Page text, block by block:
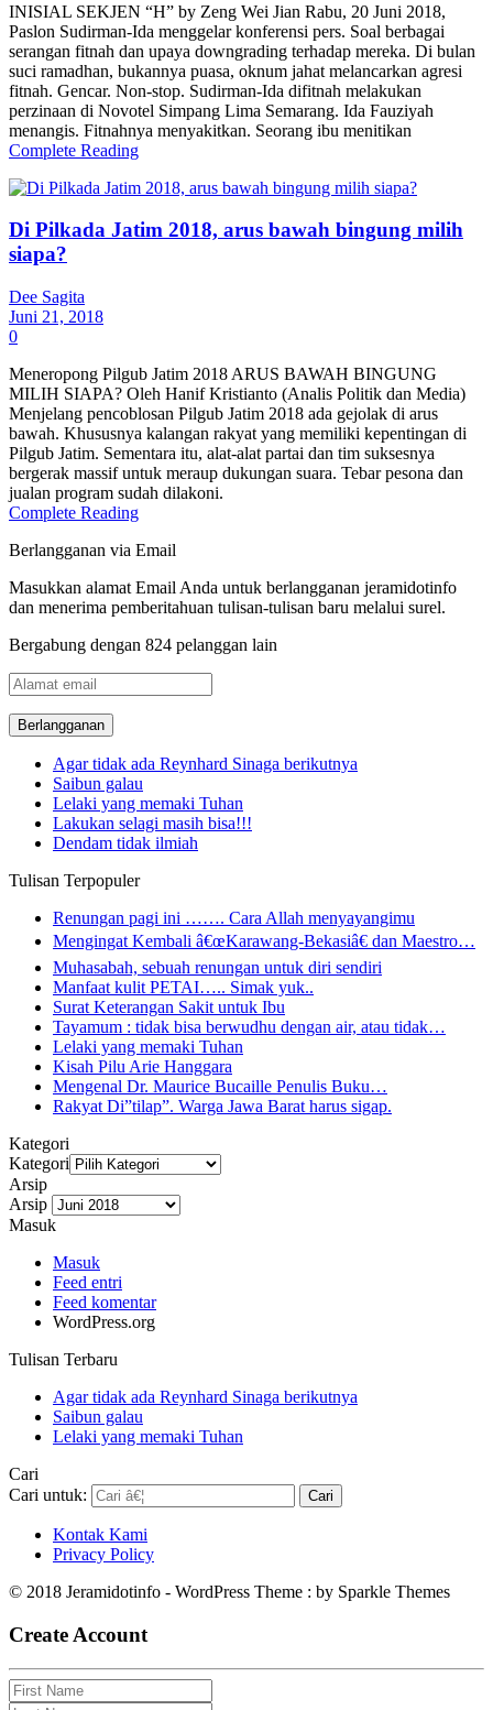
INISIAL SEKJEN “H” by Zeng Wei Jian Rabu, 20 Juni 2018,
Paslon Sudirman-Ida menggelar konferensi pers. Soal berbagai
serangan fitnah dan upaya downgrading terhadap mereka. Di bulan
suci ramadhan, bukannya puasa, oknum jahat melancarkan agresi
fitnah. Gencar. Non-stop. Sudirman-Ida difitnah melakukan
perzinaan di Novotel Simpang Lima Semarang. Ida Fauziyah
menangis. Fitnahnya menyakitkan. Seorang ibu menitikan
Complete Reading
Di Pilkada Jatim 2018, arus bawah bingung milih
siapa?
Dee Sagita
Juni 21, 2018
0
Meneropong Pilgub Jatim 2018 ARUS BAWAH BINGUNG
MILIH SIAPA? Oleh Hanif Kristianto (Analis Politik dan Media)
Menjelang pencoblosan Pilgub Jatim 2018 ada gejolak di arus
bawah. Khususnya kalangan rakyat yang memiliki kepentingan di
Pilgub Jatim. Sementara itu, alat-alat partai dan tim suksesnya
bergerak massif untuk meraup dukungan suara. Tebar pesona dan
jualan program sudah dilakoni.
Complete Reading
Berlangganan via Email
Masukkan alamat Email Anda untuk berlangganan jeramidotinfo
dan menerima pemberitahuan tulisan-tulisan baru melalui surel.
Bergabung dengan 824 pelanggan lain
Alamat
email
Agar tidak ada Reynhard Sinaga berikutnya
Saibun galau
Lelaki yang memaki Tuhan
Lakukan selagi masih bisa!!!
Dendam tidak ilmiah
Tulisan Terpopuler
Renungan pagi ini ……. Cara Allah menyayangimu
Mengingat Kembali â€œKarawang-Bekasiâ€ dan Maestro…
Muhasabah, sebuah renungan untuk diri sendiri
Manfaat kulit PETAI….. Simak yuk..
Surat Keterangan Sakit untuk Ibu
Tayamum : tidak bisa berwudhu dengan air, atau tidak…
Lelaki yang memaki Tuhan
Kisah Pilu Arie Hanggara
Mengenal Dr. Maurice Bucaille Penulis Buku…
Rakyat Di”tilap”. Warga Jawa Barat harus sigap.
Kategori
Kategori
Arsip
Arsip
Masuk
Masuk
Feed entri
Feed komentar
WordPress.org
Tulisan Terbaru
Agar tidak ada Reynhard Sinaga berikutnya
Saibun galau
Lelaki yang memaki Tuhan
Cari
Cari untuk:
Kontak Kami
Privacy Policy
© 2018 Jeramidotinfo - WordPress Theme : by Sparkle Themes
Create Account